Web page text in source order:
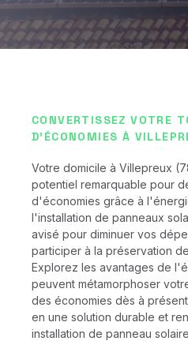
CONVERTISSEZ VOTRE
D'ÉCONOMIES À
Votre domicile à Villepreux
potentiel remarquable pour
d'économies grâce à
l'installation de panneaux
avisé pour diminuer vos
participer à la préservation
Explorez les avantages de
peuvent métamorphoser
des économies dès à
en une solution durable et
installation de panneau